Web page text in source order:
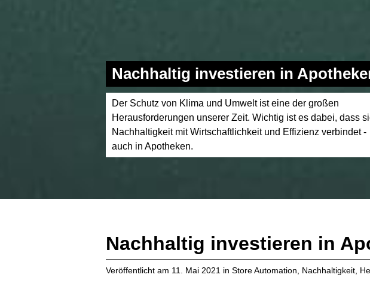
Nachhaltig investieren in
Der Schutz von Klima und Umwelt ist eine der großen
Herausforderungen unserer Zeit. Wichtig ist es dabei, dass
Nachhaltigkeit mit Wirtschaftlichkeit und Effizienz verbindet -
auch in Apotheken.
Nachhaltig investieren in
Veröffentlicht am 11. Mai 2021 in Store Automation Nachhaltigkeit